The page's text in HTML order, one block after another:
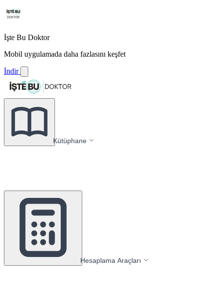
İşte Bu Doktor
Mobil uygulamada daha fazlasını keşfet
İndir
Kütüphane
Hesaplama Araçları